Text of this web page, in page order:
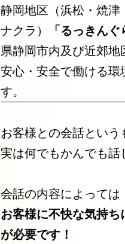
静岡地区（浜松・焼
ナクラ）
「るっきんぐ
県静岡市内及び近郊
安心・安全で働ける環
す。
お客様との会話という
実は何でもかんでも話
会話の内容によっては
お客様に不快な気持
が必要です！